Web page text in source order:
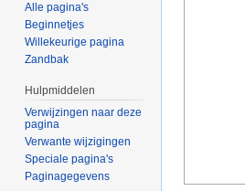
Alle pagina's
Beginnetjes
Willekeurige pagina
Zandbak
Hulpmiddelen
Verwijzingen naar deze
pagina
Verwante wijzigingen
Speciale pagina's
Paginagegevens